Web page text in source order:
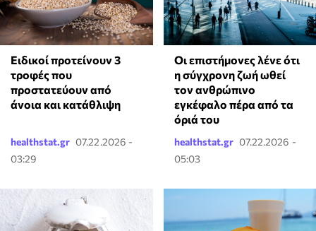
Ειδικοί προτείνουν 3
τροφές που
προστατεύουν από
άνοια και κατάθλιψη
healthstat.gr 07.22.2026 -
03:29
Οι επιστήμονες λένε ότι
η σύγχρονη ζωή ωθεί
τον ανθρώπινο
εγκέφαλο πέρα από τα
όριά του
healthstat.gr 07.22.2026 -
05:03